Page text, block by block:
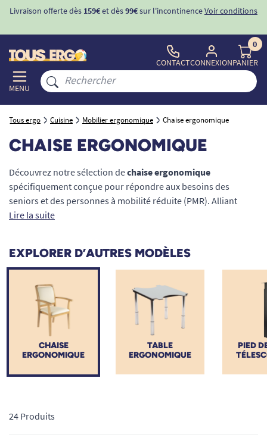
Livraison offerte dès 159€et dès99€sur l'incontinenceVoir conditions
MENU
CONTACTCONNEXION
0
PANIER
Tous ergo Cuisine Mobilier ergonomique Chaise ergonomique
CHAISE ERGONOMIQUE
Découvrez notre sélection dechaise ergonomique
spécifiquement conçue pour répondre aux besoins des
seniors et des personnes à mobilité réduite (PMR). Alliant
stabilité optimale
soit pour le domicile ou une utilisation en EHPAD, chaque
technique à l'assiseest rigoureusement sélectionnée pour
garantir votre autonomie et votre bien-être.
Lire la suite
EXPLORER D’AUTRES MODÈLES
TABLE
ERGONOMIQUE
CHAISE
ERGONOMIQUE
PIED
24 Produits